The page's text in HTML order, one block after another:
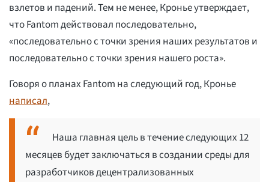
взлетов и падений. Тем не менее, Кронье утверждает,
что Fantom действовал последовательно,
«последовательно с точки зрения наших результатов и
последовательно с точки зрения нашего роста».
Говоря о планах Fantom на следующий год, Кронье
написал,
Наша главная цель в течение следующих 12
месяцев будет заключаться в создании среды для
разработчиков децентрализованных